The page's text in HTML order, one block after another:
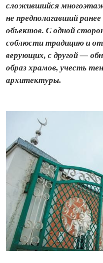
сложившийся
не предполагавший
объектов. С одной
соблюсти традицию и
верующих, с другой —
образ храмов, учесть
архитектуры.